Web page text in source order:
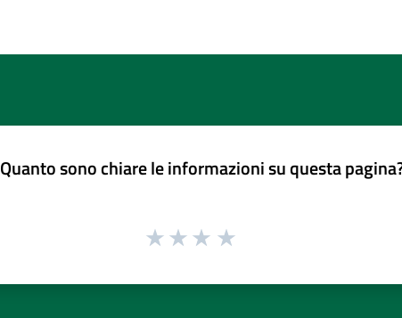
Quanto sono chiare le informazioni su questa